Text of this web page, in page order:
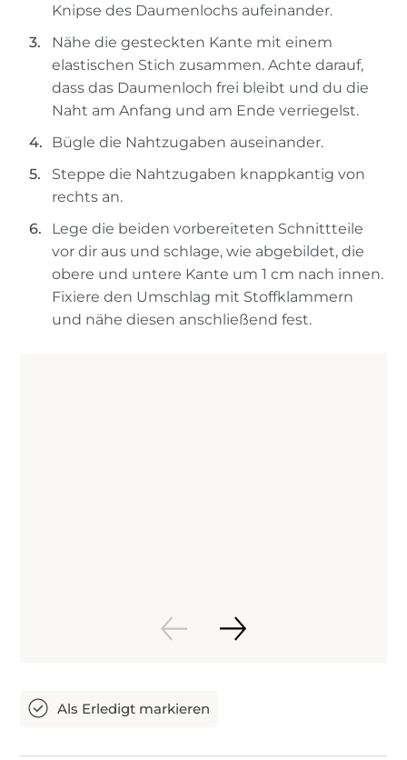
Knipse des Daumenlochs aufeinander.
Nähe die gesteckten Kante mit einem
elastischen Stich zusammen. Achte darauf,
dass das Daumenloch frei bleibt und du die
Naht am Anfang und am Ende verriegelst.
Bügle die Nahtzugaben auseinander.
Steppe die Nahtzugaben knappkantig von
rechts an.
Lege die beiden vorbereiteten Schnittteile
vor dir aus und schlage, wie abgebildet, die
obere und untere Kante um 1 cm nach innen.
Fixiere den Umschlag mit Stoffklammern
und nähe diesen anschließend fest.